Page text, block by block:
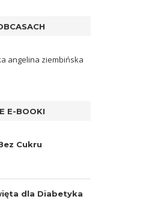
E-BOOKI
Cukru
dla Diabetyka